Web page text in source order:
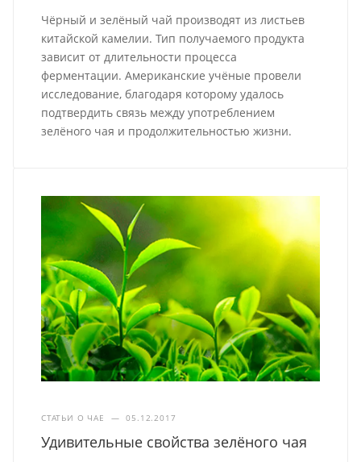
Чёрный и зелёный чай производят из листьев
китайской камелии. Тип получаемого продукта
зависит от длительности процесса
ферментации. Американские учёные провели
исследование, благодаря которому удалось
подтвердить связь между употреблением
зелёного чая и продолжительностью жизни.
СТАТЬИ О ЧАЕ — 05.12.2017
Удивительные свойства зелёного чая